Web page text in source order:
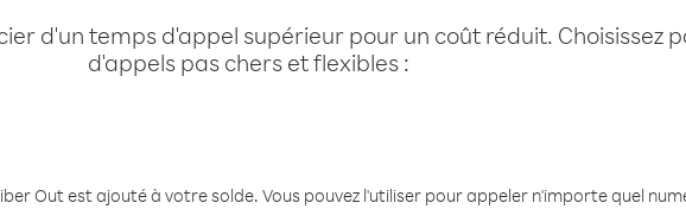
d'un temps d'appel supérieur pour un coût réduit. Choisissez
d'appels pas chers et flexibles :
Out est ajouté à votre solde. Vous pouvez l'utiliser pour appeler n'importe quel